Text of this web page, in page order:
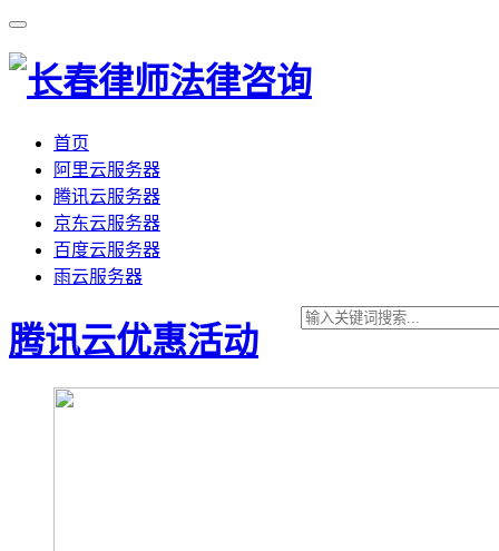
首页
阿里云服务器
腾讯云服务器
京东云服务器
百度云服务器
雨云服务器
腾讯云优惠活动